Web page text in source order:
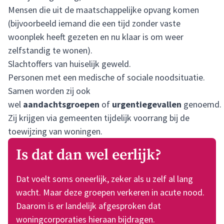
Mensen die uit de maatschappelijke opvang komen
(bijvoorbeeld iemand die een tijd zonder vaste
woonplek heeft gezeten en nu klaar is om weer
zelfstandig te wonen).
Slachtoffers van huiselijk geweld.
Personen met een medische of sociale noodsituatie.
Samen worden zij ook
wel aandachtsgroepen of urgentiegevallen genoemd.
Zij krijgen via gemeenten tijdelijk voorrang bij de
toewijzing van woningen.
Is dat dan wel eerlijk?
Dat voelt soms oneerlijk, zeker als u zelf al lang
wacht. Maar deze groepen verkeren in acute nood.
Daarom is er landelijk afgesproken dat
woningcorporaties hieraan bijdragen.